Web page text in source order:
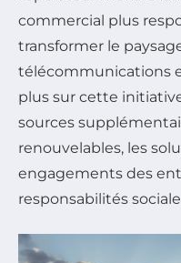
commercial plus
transformer le
télécommunications
plus sur cette
sources
renouvelables, les
engagements des
responsabilités